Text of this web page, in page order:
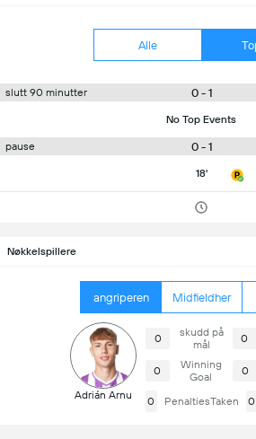
Alle
slutt 90 minutter 0 - 1
No Top Events
pause 0 - 1
18'
Nøkkelspillere
angriperen Midfieldher
Adrián Arnu
0
skudd på
mål
0
0
Winning
Goal
0
0 PenaltiesTaken 0